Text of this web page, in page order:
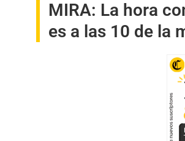
MIRA: La hora
es a las 10 de la